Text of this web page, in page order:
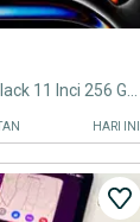
HARI INI